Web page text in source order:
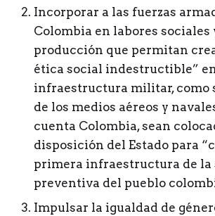
Incorporar a las fuerzas
Colombia en labores sociales
producción que permitan
ética social indestructible”
infraestructura militar, como
de los medios aéreos y
cuenta Colombia, sean
disposición del Estado para
primera infraestructura de la
preventiva del pueblo
Impulsar la igualdad de